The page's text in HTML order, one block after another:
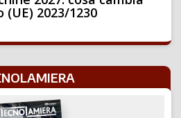
2023/1230